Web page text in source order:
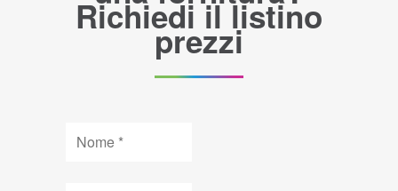
Richiedi il listino
prezzi